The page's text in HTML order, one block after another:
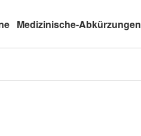
Medizinische-Abkürzungen